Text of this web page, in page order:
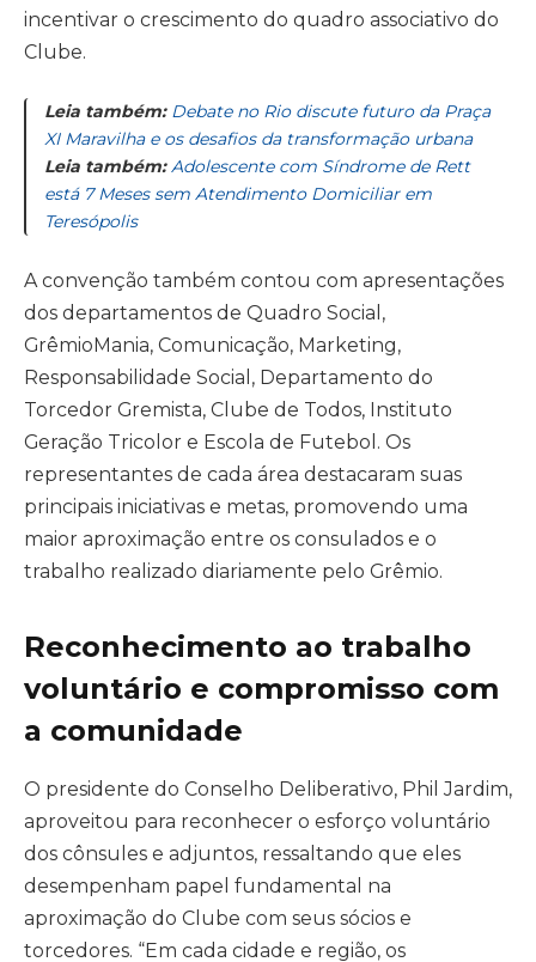
incentivar o crescimento do quadro associativo do
Clube.
Leia também: Debate no Rio discute futuro da Praça
XI Maravilha e os desafios da transformação urbana
Leia também: Adolescente com Síndrome de Rett
está 7 Meses sem Atendimento Domiciliar em
Teresópolis
A convenção também contou com apresentações
dos departamentos de Quadro Social,
GrêmioMania, Comunicação, Marketing,
Responsabilidade Social, Departamento do
Torcedor Gremista, Clube de Todos, Instituto
Geração Tricolor e Escola de Futebol. Os
representantes de cada área destacaram suas
principais iniciativas e metas, promovendo uma
maior aproximação entre os consulados e o
trabalho realizado diariamente pelo Grêmio.
Reconhecimento ao trabalho
voluntário e compromisso com
a comunidade
O presidente do Conselho Deliberativo, Phil Jardim,
aproveitou para reconhecer o esforço voluntário
dos cônsules e adjuntos, ressaltando que eles
desempenham papel fundamental na
aproximação do Clube com seus sócios e
torcedores. “Em cada cidade e região, os